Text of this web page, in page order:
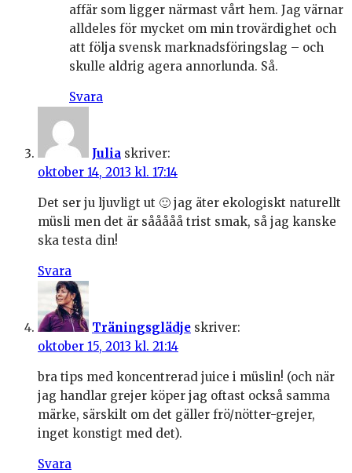
affär som ligger närmast vårt hem. Jag värnar
alldeles för mycket om min trovärdighet och
att följa svensk marknadsföringslag – och
skulle aldrig agera annorlunda. Så.
Svara
Julia skriver:
oktober 14, 2013 kl. 17:14
Det ser ju ljuvligt ut 🙂 jag äter ekologiskt naturellt
müsli men det är sååååå trist smak, så jag kanske
ska testa din!
Svara
Träningsglädje skriver:
oktober 15, 2013 kl. 21:14
bra tips med koncentrerad juice i müslin! (och när
jag handlar grejer köper jag oftast också samma
märke, särskilt om det gäller frö/nötter-grejer,
inget konstigt med det).
Svara